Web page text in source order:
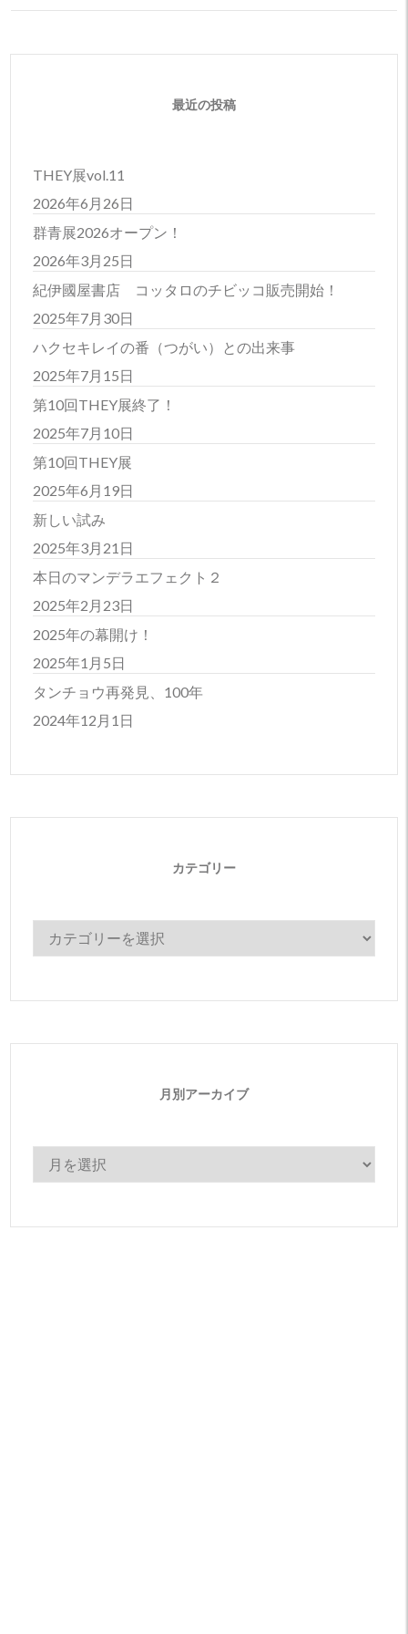
最近の投稿
THEY展vol.11
2026年6月26日
群青展2026オープン！
2026年3月25日
紀伊國屋書店 コッタロのチビッコ販売開始！
2025年7月30日
ハクセキレイの番（つがい）との出来事
2025年7月15日
第10回THEY展終了！
2025年7月10日
第10回THEY展
2025年6月19日
新しい試み
2025年3月21日
本日のマンデラエフェクト２
2025年2月23日
2025年の幕開け！
2025年1月5日
タンチョウ再発見、100年
2024年12月1日
カテゴリー
テ
リ
月別アーカイブ
別
ー